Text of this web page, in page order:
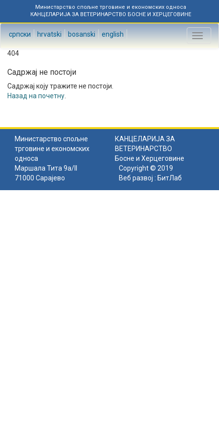
Министарство спољне трговине и економских односа
КАНЦЕЛАРИЈА ЗА ВЕТЕРИНАРСТВО БОСНЕ И ХЕРЦЕГОВИНЕ
српски hrvatski bosanski english
Toggle
404
Садржај не постоји
Садржај коју тражите не постоји.
Назад на почетну
Министарство спољне
трговине и економских
односа
КАНЦЕЛАРИЈА ЗА
ВЕТЕРИНАРСТВО
Босне и Херцеговине
Маршала Тита 9а/II
71000 Сарајево
Copyright © 2019
Веб развој : БитЛаб